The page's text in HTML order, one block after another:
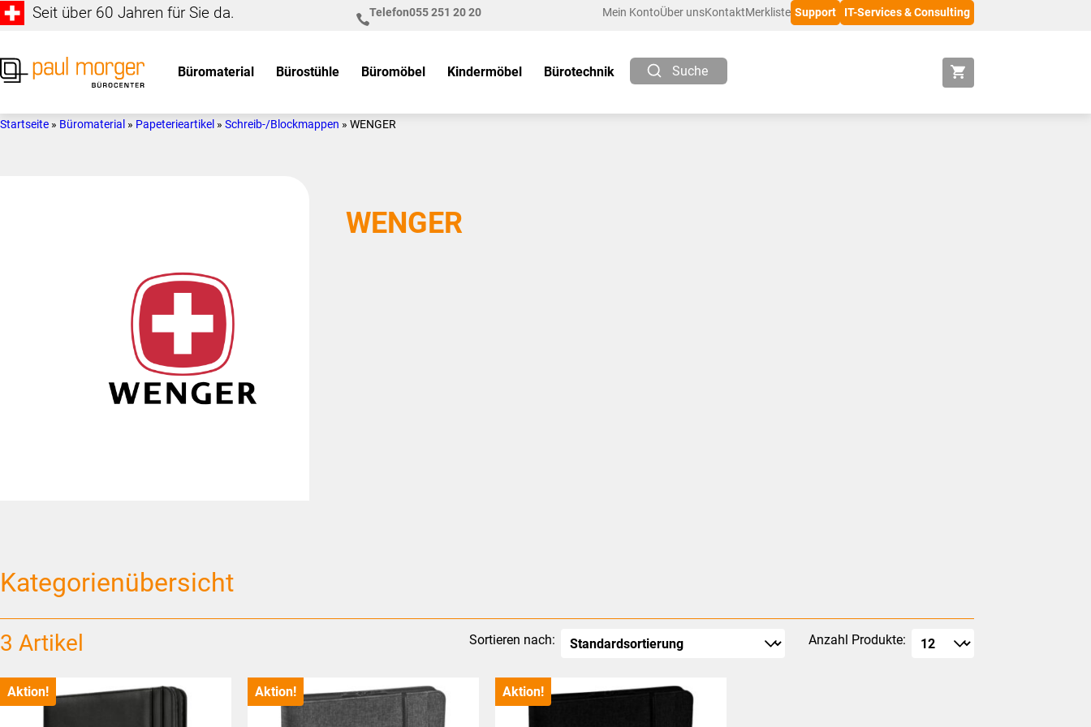
Zur
springen
Skip
main
Seit über 60 Jahren für Sie da. Telefon055 251 20 20 Mein KontoÜber unsKontaktMerkliste Support IT-Services & Consulting
Morger
individuell
Büromaterial Bürostühle Büromöbel Kindermöbel Bürotechnik Suche
Startseite » Büromaterial » Papeterieartikel » Schreib-/Blockmappen » WENGER
WENGER
Kategorienübersicht
3 Artikel Sortieren nach: Anzahl Produkte:
Aktion! Aktion! Aktion!